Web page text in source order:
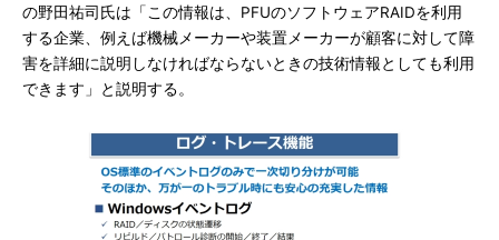
の野田祐司氏は「この情報は、PFUのソフトウェアRAIDを利用
する企業、例えば機械メーカーや装置メーカーが顧客に対して障
害を詳細に説明しなければならないときの技術情報としても利用
できます」と説明する。